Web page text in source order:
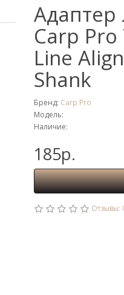
Адаптер
Carp
Line
Shank
Бренд: Carp Pro
Модель:
Наличие:
185р.
Отзывы: